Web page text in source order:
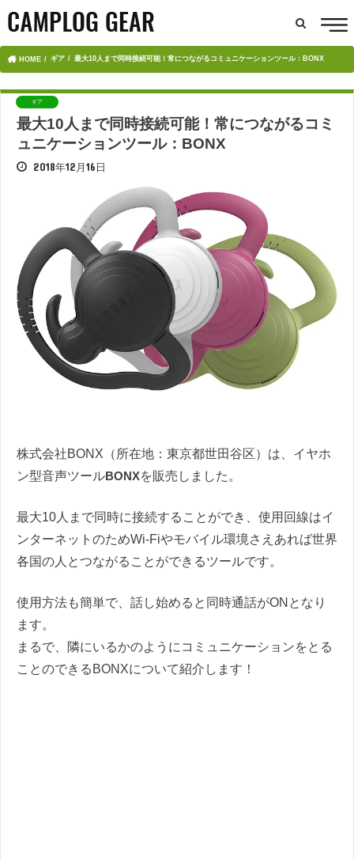
HOME ギア 最大10人まで同時接続可能！常につながるコミュニケーションツール：BONX
ギア
最大10人まで同時接続可能！常につながるコミ
ュニケーションツール：BONX
2018年12月16日
株式会社BONX（所在地：東京都世田谷区）は、イヤホ
ン型音声ツールBONXを販売しました。
最大10人まで同時に接続することができ、使用回線はイ
ンターネットのためWi-Fiやモバイル環境さえあれば世界
各国の人とつながることができるツールです。
使用方法も簡単で、話し始めると同時通話がONとなり
ます。
まるで、隣にいるかのようにコミュニケーションをとる
ことのできるBONXについて紹介します！